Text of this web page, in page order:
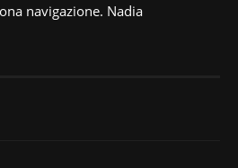
navigazione. Nadia